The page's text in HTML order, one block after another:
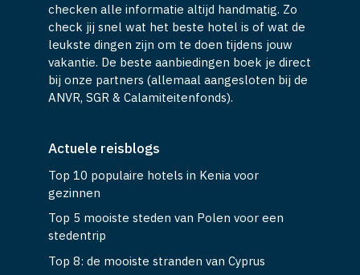
checken alle informatie altijd handmatig. Zo
check jij snel wat het beste hotel is of wat de
leukste dingen zijn om te doen tijdens jouw
vakantie. De beste aanbiedingen boek je direct
bij onze partners (allemaal aangesloten bij de
ANVR, SGR & Calamiteitenfonds).
Actuele reisblogs
Top 10 populaire hotels in Kenia voor
gezinnen
Top 5 mooiste steden van Polen voor een
stedentrip
Top 8: de mooiste stranden van Cyprus